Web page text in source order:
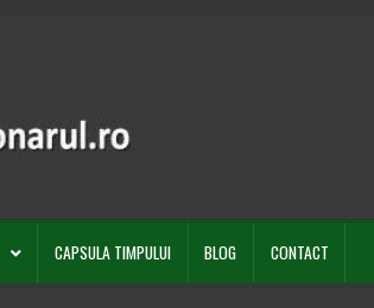
CAPSULA TIMPULUI BLOG CONTACT